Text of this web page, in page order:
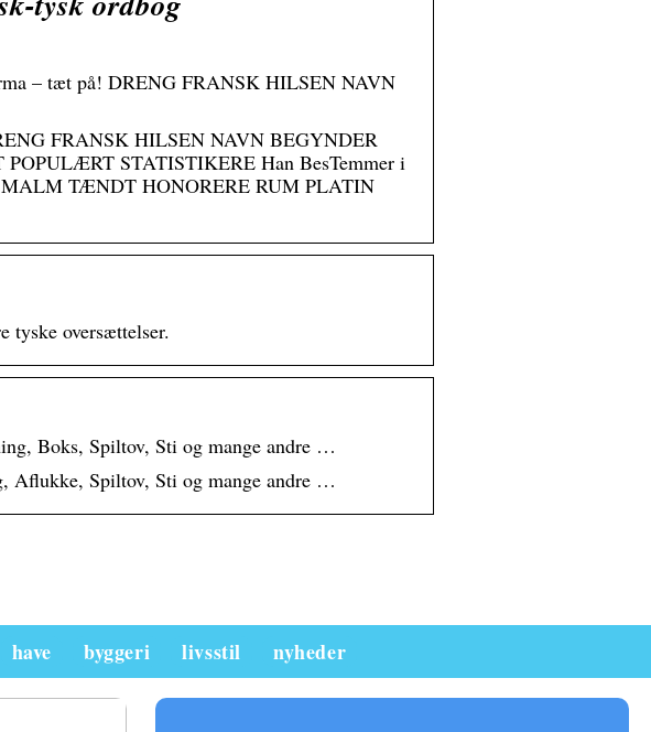
– tæt på! DRENG FRANSK HILSEN NAVN
FRANSK HILSEN NAVN BEGYNDER
STATISTIKERE Han BesTemmer i
TÆNDT HONORERE RUM PLATIN
tyske oversættelser.
Boks, Spiltov, Sti og mange andre …
Aflukke, Spiltov, Sti og mange andre …
have byggeri livsstil nyheder